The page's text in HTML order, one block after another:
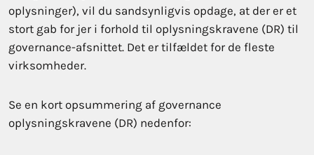
oplysninger), vil du sandsynligvis opdage, at der er et
stort gab for jer i forhold til oplysningskravene (DR) til
governance-afsnittet. Det er tilfældet for de fleste
virksomheder.
Se en kort opsummering af governance
oplysningskravene (DR) nedenfor: